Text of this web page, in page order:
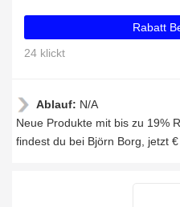
Rabatt
24 klickt
Ablauf: N/A
Neue Produkte mit bis zu 19%
findest du bei Björn Borg, jetzt